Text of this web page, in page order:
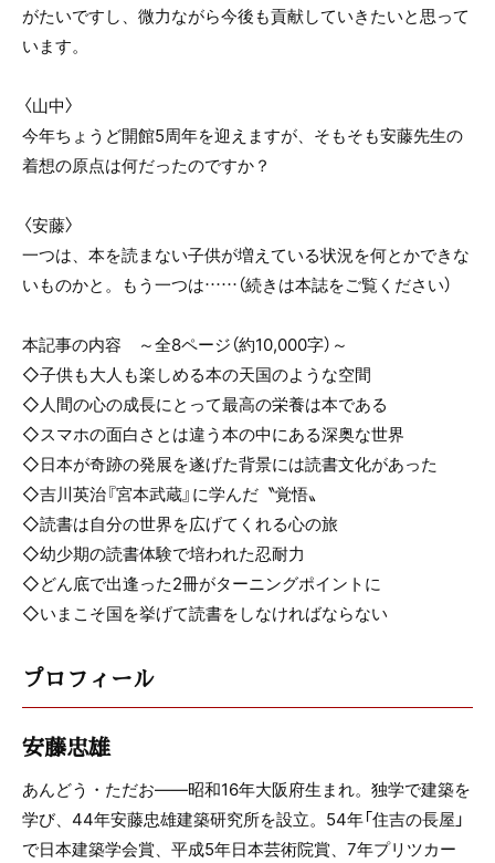
がたいですし、微力ながら今後も貢献していきたいと思って
います。
〈山中〉
今年ちょうど開館5周年を迎えますが、そもそも安藤先生の
着想の原点は何だったのですか？
〈安藤〉
一つは、本を読まない子供が増えている状況を何とかできな
いものかと。もう一つは……（続きは本誌をご覧ください）
本記事の内容 ～全8ページ（約10,000字）～
◇子供も大人も楽しめる本の天国のような空間
◇人間の心の成長にとって最高の栄養は本である
◇スマホの面白さとは違う本の中にある深奥な世界
◇日本が奇跡の発展を遂げた背景には読書文化があった
◇吉川英治『宮本武蔵』に学んだ〝覚悟〟
◇読書は自分の世界を広げてくれる心の旅
◇幼少期の読書体験で培われた忍耐力
◇どん底で出逢った2冊がターニングポイントに
◇いまこそ国を挙げて読書をしなければならない
プロフィール
安藤忠雄
あんどう・ただお――昭和16年大阪府生まれ。独学で建築を
学び、44年安藤忠雄建築研究所を設立。54年「住吉の長屋」
で日本建築学会賞、平成5年日本芸術院賞、7年プリツカー